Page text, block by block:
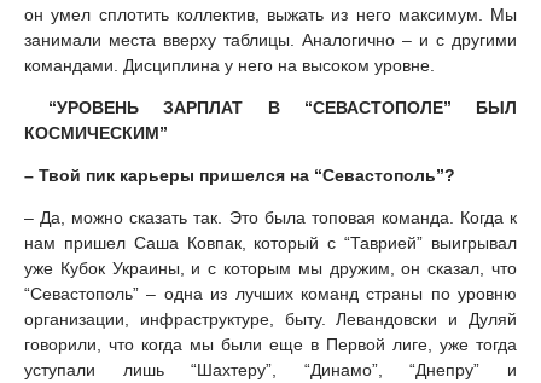
он умел сплотить коллектив, выжать из него максимум. Мы
занимали места вверху таблицы. Аналогично – и с другими
командами. Дисциплина у него на высоком уровне.
“УРОВЕНЬ ЗАРПЛАТ В “СЕВАСТОПОЛЕ” БЫЛ
КОСМИЧЕСКИМ”
– Твой пик карьеры пришелся на “Севастополь”?
– Да, можно сказать так. Это была топовая команда. Когда к
нам пришел Саша Ковпак, который с “Таврией” выигрывал
уже Кубок Украины, и с которым мы дружим, он сказал, что
“Севастополь” – одна из лучших команд страны по уровню
организации, инфраструктуре, быту. Левандовски и Дуляй
говорили, что когда мы были еще в Первой лиге, уже тогда
уступали лишь “Шахтеру”, “Динамо”, “Днепру” и